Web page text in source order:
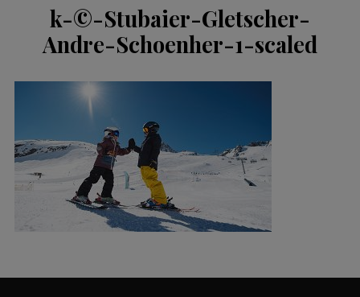
k-©-Stubaier-Gletscher-
Andre-Schoenher-1-scaled